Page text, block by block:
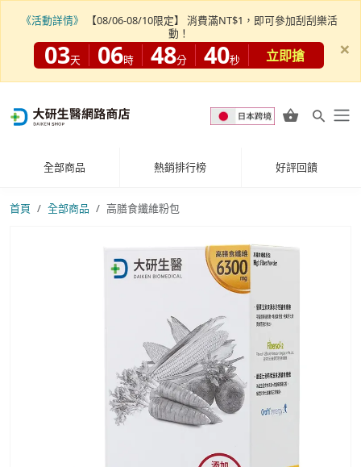
全部商品 熱銷排行榜 好評回饋
首頁 全部商品 高膳食纖維粉包
《活動詳情》
【08/06-08/10限定】 消費滿NT$1，即可參加刮刮樂活
動！
03天 06時 48分 38秒 立即搶 ×